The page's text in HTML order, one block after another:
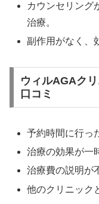
カウンセリング
治療。
副作用がなく、
ウィルAGAク
口コミ
予約時間に行っ
治療の効果が一
治療費の説明が
他のクリニック